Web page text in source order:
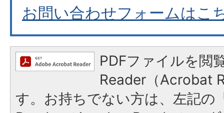
お問い合わせフォームはこ
PDFファイルを閲
Reader（Acrobat
す。お持ちでない方は、左記の